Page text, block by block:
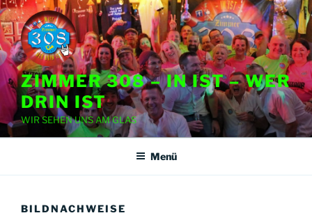
Zum
Inhalt
springen
ZIMMER 308 – IN IST – WER
DRIN IST
WIR SEHEN UNS AM GLAS
Menü
BILDNACHWEISE